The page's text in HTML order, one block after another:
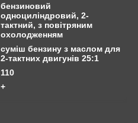
бензиновий
одноциліндровий, 2-
тактний, з повітряним
охолодженням
суміш бензину з маслом для
2-тактних двигунів 25:1
110
+